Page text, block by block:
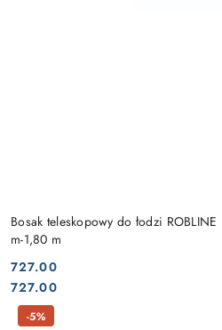
Bosak teleskopowy do łodzi
m-1,80 m
Cena:
727.00
Cena:
727.00
-5%